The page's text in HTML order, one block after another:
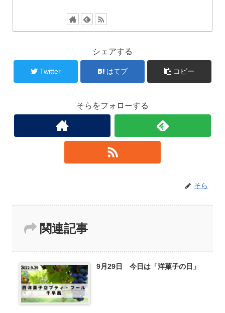
シェアする
Twitter はてブ コピー
そらをフォローする
そら
関連記事
9月29日 今日は「洋菓子の日」